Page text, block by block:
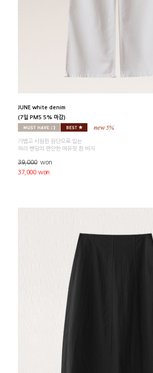
JUNE white denim
(7일 PM5 5% 마감)
가볍고 시원한 원단으로 입는
허리 밴딩의 편안한 여유핏 흰 바지
39,000 won
37,000 won